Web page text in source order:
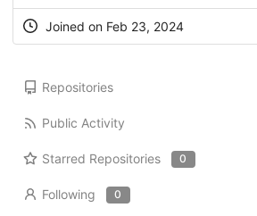
Joined on Feb 23, 2024
Repositories
Public Activity
Starred Repositories 0
Following 0